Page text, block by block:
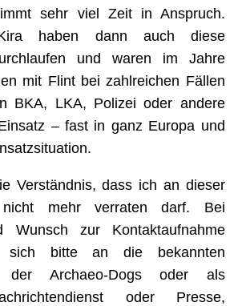
sehr viel Zeit in Anspruch.
haben dann auch diese
und waren im Jahre
mit Flint bei zahlreichen Fällen
BKA, LKA, Polizei oder andere
– fast in ganz Europa und
Verständnis, dass ich an dieser
mehr verraten darf. Bei
Wunsch zur Kontaktaufnahme
sich bitte an die bekannten
der Archaeo-Dogs oder als
oder Presse,